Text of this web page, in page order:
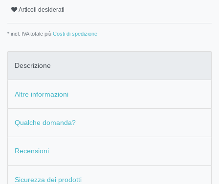
Articoli desiderati
* incl. IVA totale più Costi di spedizione
Descrizione
Altre informazioni
Qualche domanda?
Recensioni
Sicurezza dei prodotti